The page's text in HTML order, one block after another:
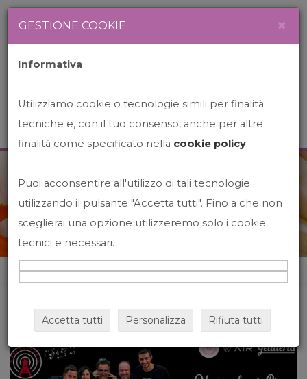
News&Events
Home News&events
GESTIONE COOKIE ×
Informativa
Utilizziamo cookie o tecnologie simili per finalità
tecniche e, con il tuo consenso, anche per altre
finalità come specificato nella cookie policy.
Puoi acconsentire all'utilizzo di tali tecnologie
utilizzando il pulsante "Accetta tutti". Fino a che non
sceglierai una opzione utilizzeremo solo i cookie
tecnici e necessari.
Accetta tutti Personalizza Rifiuta tutti